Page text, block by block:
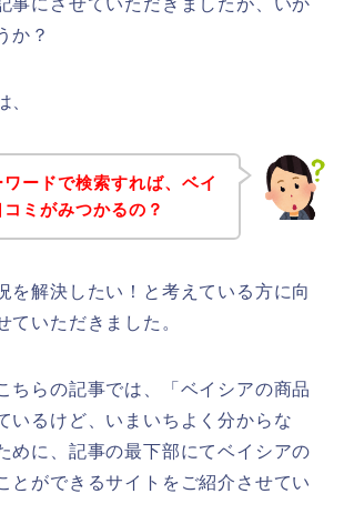
事にさせていただきましたが、いか
か？
、
ードで検索すれば、ベイ
ミがみつかるの？
を解決したい！と考えている方に向
ていただきました。
ちらの記事では、「ベイシアの商品
いるけど、いまいちよく分からな
めに、記事の最下部にてベイシアの
とができるサイトをご紹介させてい